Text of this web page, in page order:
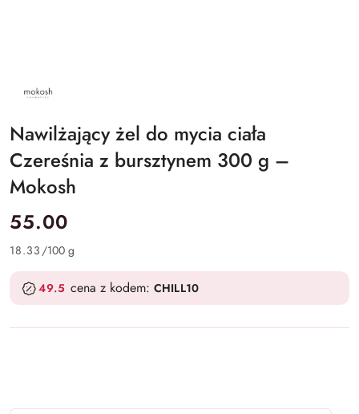
NAZWA
PRODUCENTA:
COSMETICS
Nawilżający żel do mycia ciała
Czereśnia z bursztynem 300 g –
Mokosh
cena:
55.00
18.33 /100 g
49.5 cena z kodem: CHILL10